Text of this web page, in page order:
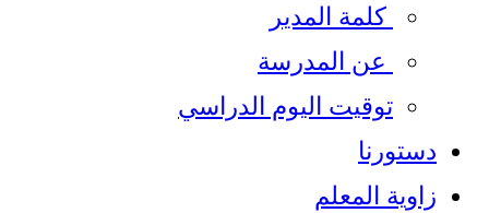
كلمة المدير​
عن المدرسة
توقيت اليوم الدراسي
دستورنا
زاوية المعلم